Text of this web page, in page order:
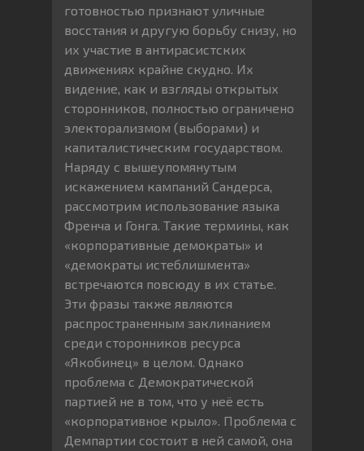
готовностью признают уличные
восстания и другую борьбу снизу, но
их участие в антирасистских
движениях крайне скудно. Их
видение, как и взгляды открытых
сторонников, полностью ограничено
электорализмом (выборами) и
капиталистическим государством.
Наряду с вышеупомянутым
искажением кампаний Сандерса,
рассмотрим использование языка
Френча и Гонга. Такие термины, как
«корпоративные демократы» и
«демократы истеблишмента»
встречаются повсюду в их статье.
Эти фразы также являются
распространенным заклинанием
среди сторонников ресурса
«Якобинец» в целом. Однако
проблема с Демократической
партией не в том, что у неё есть
«корпоративное крыло». Проблема с
Демпартии состоит в ней самой, она